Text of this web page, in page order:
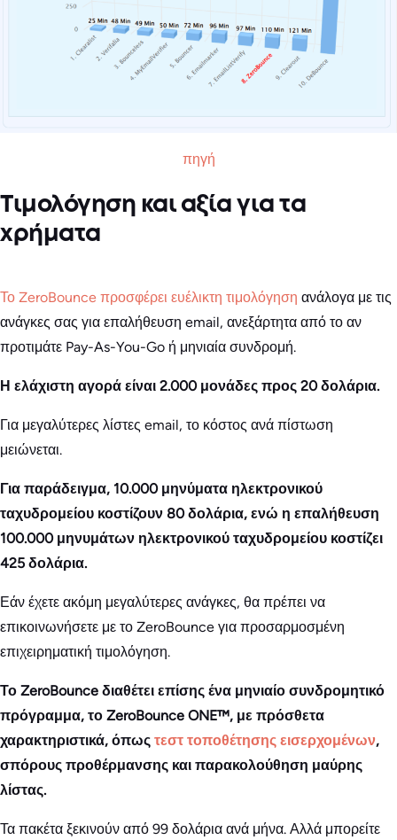
πηγή
Τιμολόγηση και αξία για τα
χρήματα
Το ZeroBounce προσφέρει ευέλικτη τιμολόγηση ανάλογα με τις
ανάγκες σας για επαλήθευση email, ανεξάρτητα από το αν
προτιμάτε Pay-As-You-Go ή μηνιαία συνδρομή.
Η ελάχιστη αγορά είναι 2.000 μονάδες προς 20 δολάρια.
Για μεγαλύτερες λίστες email, το κόστος ανά πίστωση
μειώνεται.
Για παράδειγμα, 10.000 μηνύματα ηλεκτρονικού
ταχυδρομείου κοστίζουν 80 δολάρια, ενώ η επαλήθευση
100.000 μηνυμάτων ηλεκτρονικού ταχυδρομείου κοστίζει
425 δολάρια.
Εάν έχετε ακόμη μεγαλύτερες ανάγκες, θα πρέπει να
επικοινωνήσετε με το ZeroBounce για προσαρμοσμένη
επιχειρηματική τιμολόγηση.
Το ZeroBounce διαθέτει επίσης ένα μηνιαίο συνδρομητικό
πρόγραμμα, το ZeroBounce ONE™, με πρόσθετα
χαρακτηριστικά, όπως τεστ τοποθέτησης εισερχομένων,
σπόρους προθέρμανσης και παρακολούθηση μαύρης
λίστας.
Τα πακέτα ξεκινούν από 99 δολάρια ανά μήνα. Αλλά μπορείτε